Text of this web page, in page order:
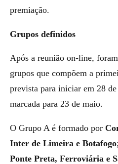
premiação.
Grupos definidos
Após a reunião on-line,
grupos que compõem a
prevista para iniciar em 28
marcada para 23 de maio.
O Grupo A é formado por
Inter de Limeira e Botafogo
Ponte Preta, Ferroviária e